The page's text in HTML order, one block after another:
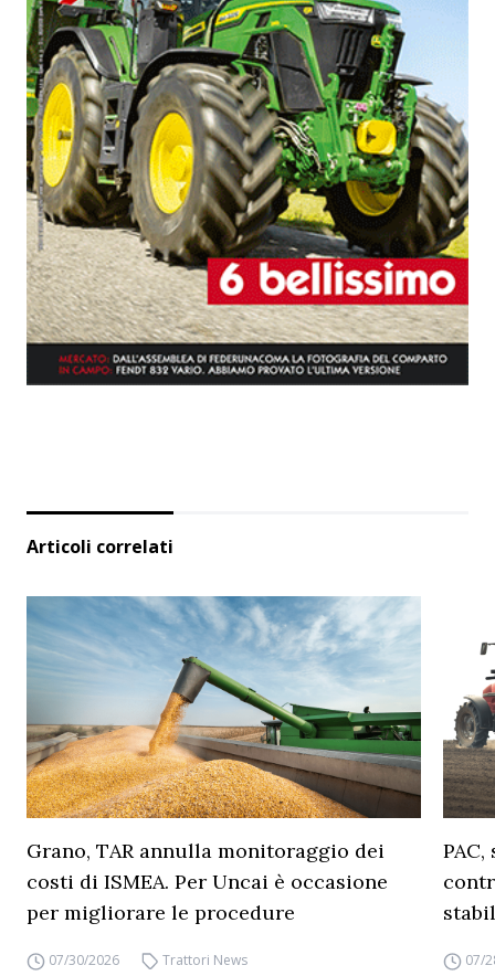
Articoli correlati
Grano, TAR annulla monitoraggio dei
costi di ISMEA. Per Uncai è occasione
per migliorare le procedure
07/30/2026 Trattori News 07/